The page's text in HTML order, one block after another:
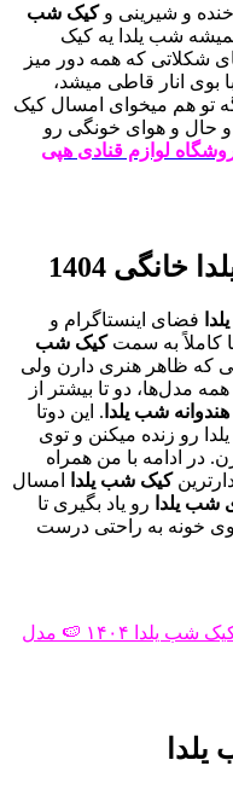
و شیرینی وکیک شب
شب یلدا یه کیک
شکلاتی که همه دور میز
انار قاطی میشد،
تو هم میخوای امسال کیک
و هوای خونگی رو
لوازم قنادی هپی
1404
فضای اینستاگرام و
کاملاً به سمتکیک‌ شب
که ظاهر هنری دارن ولی
مدل‌ها، دو تا بیشتر از
شب یلدا . این دوتا
رو زنده میکنن و توی
ادامه با من همراه
کیک‌ شب یلدا
امسال
شب یلدا رو یاد بگیری تا
خونه به راحتی درست
ایده کیک شب یلدا ۱۴۰۴ 🍉 مدل